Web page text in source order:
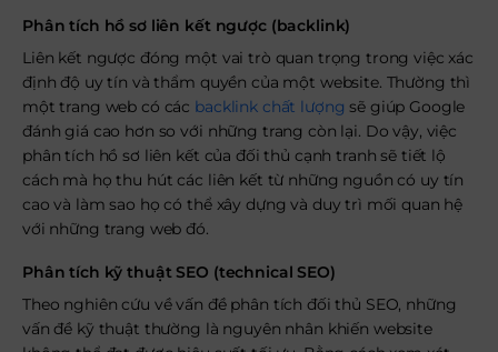
Phân tích hồ sơ liên kết ngược (backlink)
Liên kết ngược đóng một vai trò quan trọng trong việc xác
định độ uy tín và thẩm quyền của một website. Thường thì
một trang web có các backlink chất lượng sẽ giúp Google
đánh giá cao hơn so với những trang còn lại. Do vậy, việc
phân tích hồ sơ liên kết của đối thủ cạnh tranh sẽ tiết lộ
cách mà họ thu hút các liên kết từ những nguồn có uy tín
cao và làm sao họ có thể xây dựng và duy trì mối quan hệ
với những trang web đó.
Phân tích kỹ thuật SEO (technical SEO)
Theo nghiên cứu về vấn đề phân tích đối thủ SEO, những
vấn đề kỹ thuật thường là nguyên nhân khiến website